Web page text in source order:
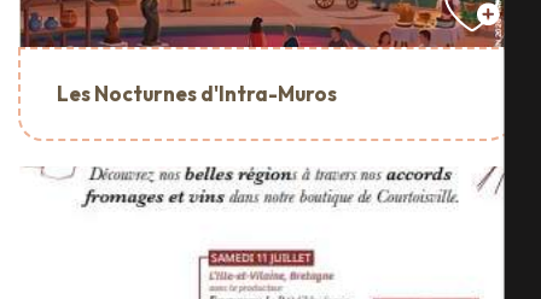
Les Nocturnes d'Intra-Muros